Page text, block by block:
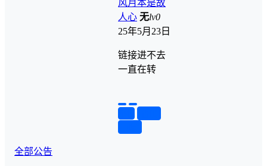
风月本是故
人心 无lv0
25年5月23日
链接进不去
一直在转
全部公告